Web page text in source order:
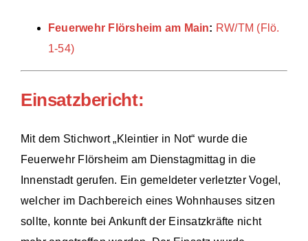
Feuerwehr Flörsheim am Main: RW/TM (Flö.
1-54)
Einsatzbericht:
Mit dem Stichwort „Kleintier in Not“ wurde die
Feuerwehr Flörsheim am Dienstagmittag in die
Innenstadt gerufen. Ein gemeldeter verletzter Vogel,
welcher im Dachbereich eines Wohnhauses sitzen
sollte, konnte bei Ankunft der Einsatzkräfte nicht